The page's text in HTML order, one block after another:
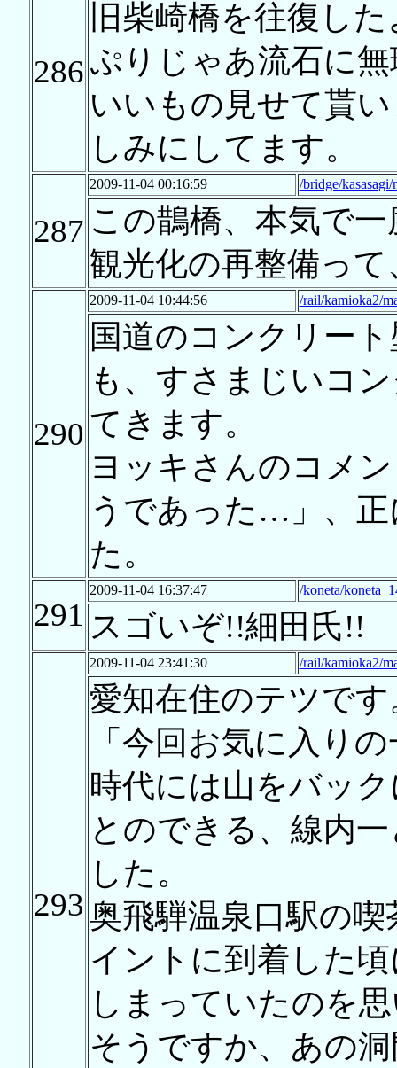
286
旧柴崎橋を往復し
ぷりじゃあ流石に
いいもの見せて貰
しみにしてます。
287
2009-11-04 00:16:59 /bridge/
この鵲橋、本気で
観光化の再整備っ
290
2009-11-04 10:44:56 /rail/kamioka2/
国道のコンクリー
も、すさまじいコ
てきます。
ヨッキさんのコメ
うであった…」、
た。
291
2009-11-04 16:37:47 /koneta/
スゴいぞ!!細田氏!!
293
2009-11-04 23:41:30 /rail/kamioka2/
愛知在住のテツです
「今回お気に入り
時代には山をバッ
とのできる、線内
した。
奥飛騨温泉口駅の
イントに到着した
しまっていたのを
そうですか、あの